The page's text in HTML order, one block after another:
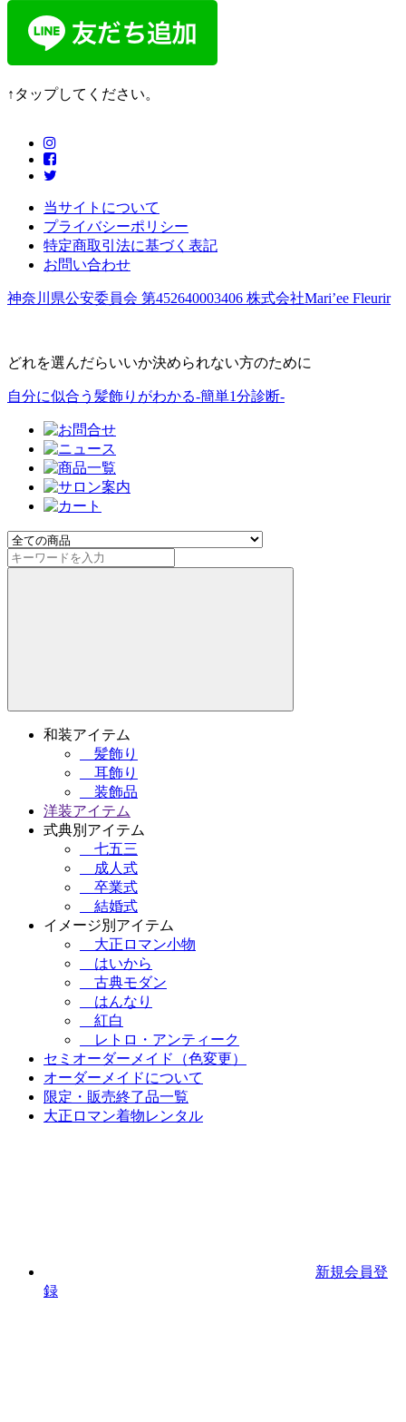
↑タップしてください。
当サイトについて
プライバシーポリシー
特定商取引法に基づく表記
お問い合わせ
神奈川県公安委員会 第452640003406 株式会社Mari’ee Fleurir
どれを選んだらいいか決められない方のために
自分に似合う髪飾りがわかる-簡単1分診断-
和装アイテム
髪飾り
耳飾り
装飾品
洋装アイテム
式典別アイテム
七五三
成人式
卒業式
結婚式
イメージ別アイテム
大正ロマン小物
はいから
古典モダン
はんなり
紅白
レトロ・アンティーク
セミオーダーメイド（色変更）
オーダーメイドについて
限定・販売終了品一覧
大正ロマン着物レンタル
新規会員登
録